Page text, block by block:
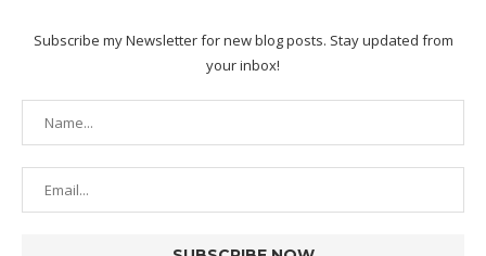
Subscribe my Newsletter for new blog posts. Stay updated from
your inbox!